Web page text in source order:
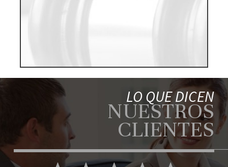
LO QUE DICEN
NUESTROS
CLIENTES